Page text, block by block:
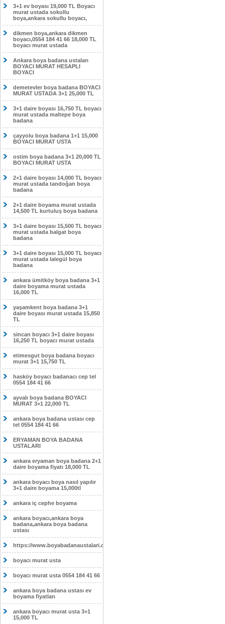
3+1 ev boyası 19,000 TL Boyacı
murat ustada sokullu
boya,ankara sokullu boyacı,
dikmen boya,ankara dikmen
boyacı,0554 184 41 66 18,000 TL
boyacı murat ustada
Ankara boya badana ustaları
BOYACI MURAT HESAPLI
BOYACI
demetevler boya badana BOYACI
MURAT USTADA 3+1 25,000 TL
3+1 daire boyası 16,750 TL boyacı
murat ustada maltepe boya
badana
çayyolu boya badana 1+1 15,000
BOYACI MURAT USTA
ostim boya badana 3+1 20,000 TL
BOYACI MURAT USTA
2+1 daire boyası 14,000 TL boyacı
murat ustada tandoğan boya
badana
2+1 daire boyama murat ustada
14,500 TL kurtuluş boya badana
3+1 daire boyası 15,500 TL boyacı
murat ustada balgat boya
badana
3+1 daire boyası 15,000 TL boyacı
murat ustada lalegül boya
badana
ankara ümitköy boya badana 3+1
daire boyama murat ustada
16,000 TL
yaşamkent boya badana 3+1
daire boyası murat ustada 15,850
TL
sincan boyacı 3+1 daire boyası
16,250 TL boyacı murat ustada
etimesgut boya badana boyacı
murat 3+1 15,750 TL
hasköy boyacı badanacı cep tel
0554 184 41 66
ayvalı boya badana BOYACI
MURAT 3+1 22,000 TL
ankara boya badana ustası cep
tel 0554 184 41 66
ERYAMAN BOYA BADANA
USTALARI
ankara eryaman boya badana 2+1
daire boyama fiyatı 18,000 TL
ankara boyacı boya nasıl yapılır
3+1 daire boyama 15,000tl
ankara iç cephe boyama
ankara boyacı,ankara boya
badana,ankara boya badana
ustası
https://www.boyabadanaustalari.com/
boyacı murat usta
boyacı murat usta 0554 184 41 66
ankara boya badana ustası ev
boyama fiyatları
ankara boyacı murat usta 3+1
15,000 TL